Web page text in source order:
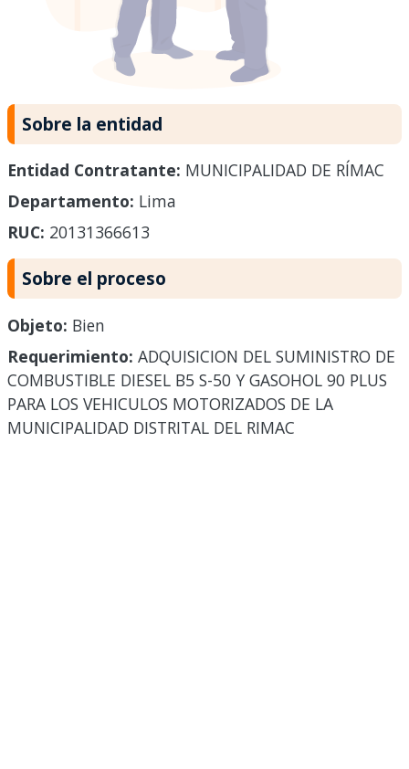
Sobre la entidad
Entidad Contratante: MUNICIPALIDAD DE RÍMAC
Departamento: Lima
RUC: 20131366613
Sobre el proceso
Objeto: Bien
Requerimiento: ADQUISICION DEL SUMINISTRO DE
COMBUSTIBLE DIESEL B5 S-50 Y GASOHOL 90 PLUS
PARA LOS VEHICULOS MOTORIZADOS DE LA
MUNICIPALIDAD DISTRITAL DEL RIMAC